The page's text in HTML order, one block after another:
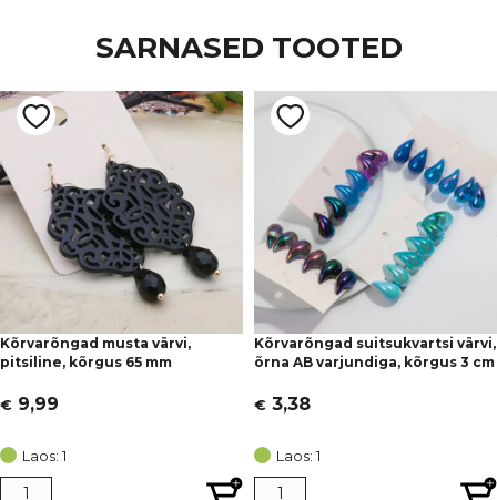
SARNASED TOOTED
Kõrvarõngad musta värvi,
pitsiline, kõrgus 65 mm
€ 9,99
Laos: 1
Kõrvarõngad suitsukvartsi värvi,
õrna AB varjundiga, kõrgus 3 cm
€ 3,38
Laos: 1